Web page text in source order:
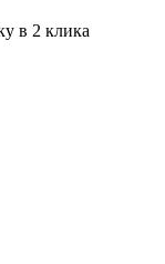
в 2 клика